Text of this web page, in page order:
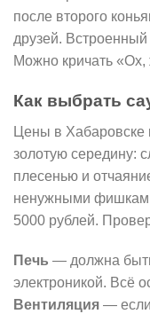
после второго
друзей. Встроенный
Можно кричать «Ох,
Как выбрать
Цены в Хабаровске
золотую середину:
плесенью и
ненужными
5000 рублей.
Печь — должна
электроникой. Всё
Вентиляция —